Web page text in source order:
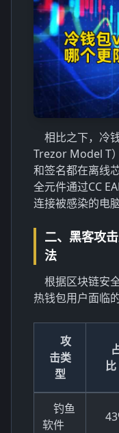
相比之下，冷
Trezor Model T
和签名都在离线
全元件通过CC
连接被感染的电
二、黑客攻
法
根据区块链安
热钱包用户面临
攻
击类
型
比
钓鱼
软件